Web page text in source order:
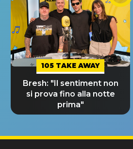
105 TAKE AWAY
Bresh: "Il sentiment non
si prova fino alla notte
prima"